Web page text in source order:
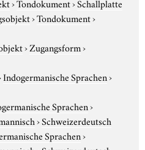
›Tondokument›Schallplatte
›Tondokument›
›Zugangsform›
Indogermanische Sprachen›
Sprachen›
›Schweizerdeutsch
Sprachen›